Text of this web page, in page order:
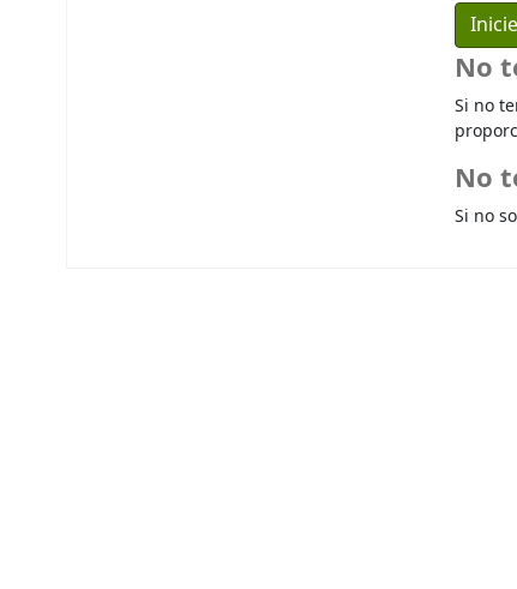
No
Si no
No
Si no